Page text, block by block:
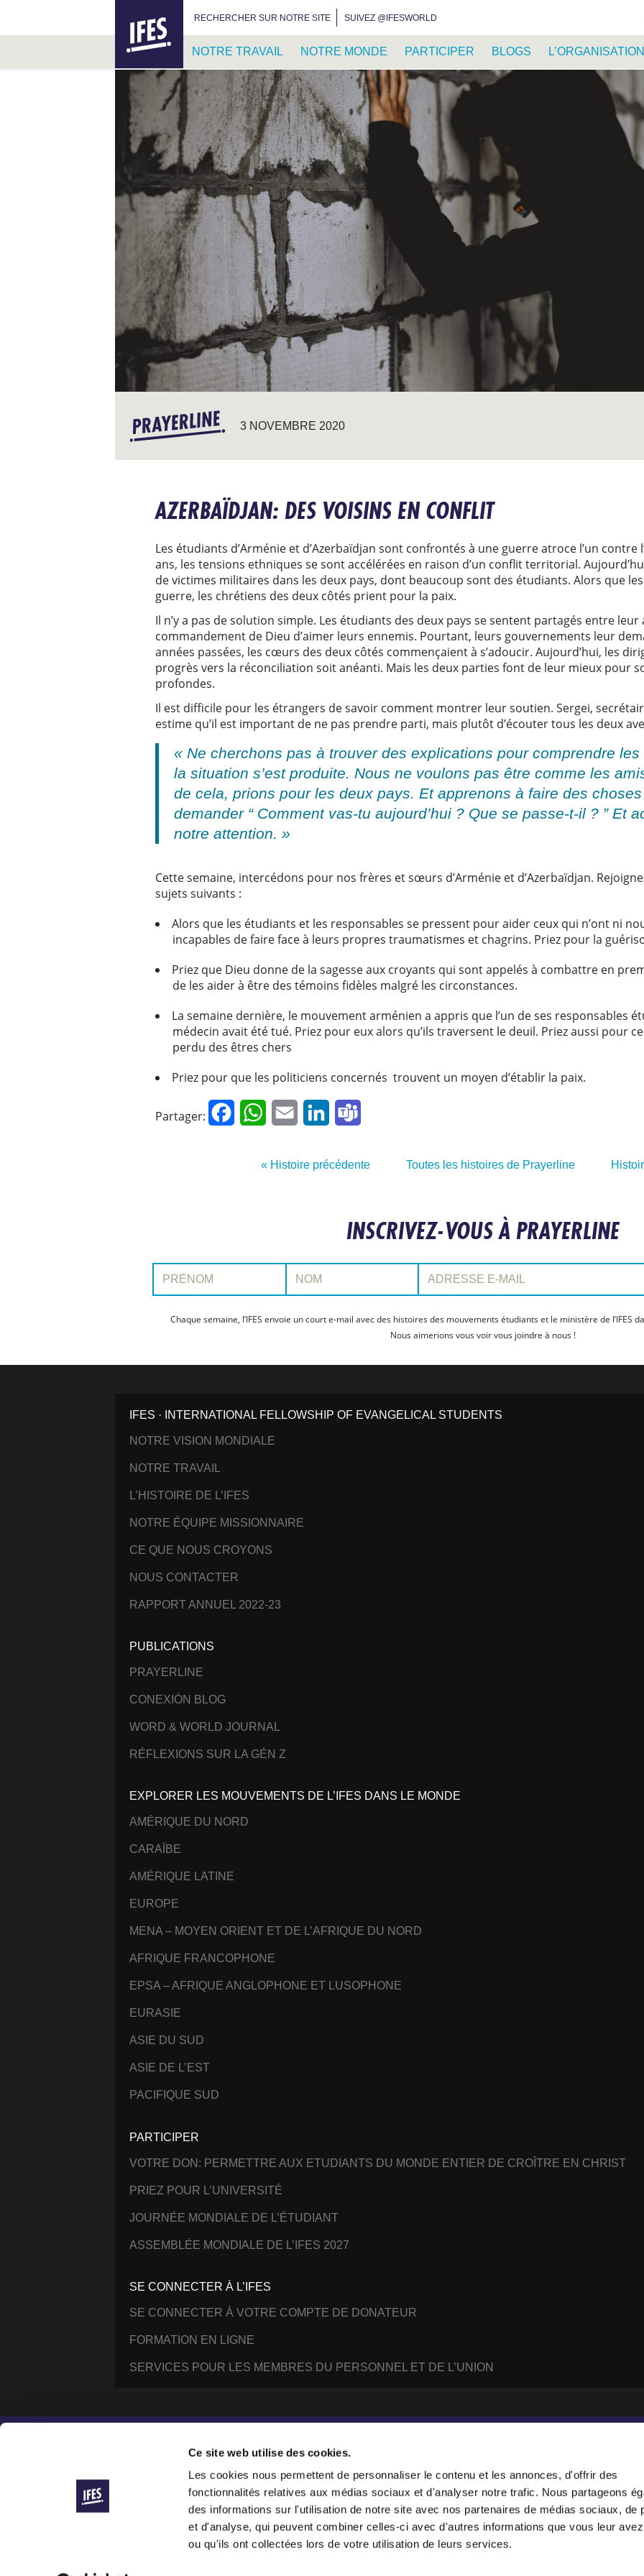
Ce site web utilise des cookies.
Les cookies nous permettent de personnaliser le contenu et les annonces, d'offrir des
fonctionnalités relatives aux médias sociaux et d'analyser notre trafic. Nous partageons
des informations sur l'utilisation de notre site avec nos partenaires de médias sociaux, de
et d'analyse, qui peuvent combiner celles-ci avec d'autres informations que vous leur
ou qu'ils ont collectées lors de votre utilisation de leurs services.
RECHERCHER SUR NOTRE SITE SUIVEZ @IFESWORLD
INTERNATIONAL
FELLOWSHIP
OF
EVANGELICAL
STUDENTS
NOTRE TRAVAIL NOTRE MONDE PARTICIPER BLOGS L’ORGANISATION
3 NOVEMBRE 2020
AZERBAÏDJAN: DES VOISINS EN CONFLIT
Les étudiants d’Arménie et d’Azerbaïdjan sont confrontés à une guerre atroce l’un
ans, les tensions ethniques se sont accélérées en raison d’un conflit territorial.
de victimes militaires dans les deux pays, dont beaucoup sont des étudiants. Alors que
guerre, les chrétiens des deux côtés prient pour la paix.
Il n’y a pas de solution simple. Les étudiants des deux pays se sentent partagés entre
commandement de Dieu d’aimer leurs ennemis. Pourtant, leurs gouvernements leur
années passées, les cœurs des deux côtés commençaient à s’adoucir. Aujourd’hui, les
progrès vers la réconciliation soit anéanti. Mais les deux parties font de leur mieux pour
profondes.
Il est difficile pour les étrangers de savoir comment montrer leur soutien. Sergei,
estime qu’il est important de ne pas prendre parti, mais plutôt d’écouter tous les deux
« Ne cherchons pas à trouver des explications pour comprendre
la situation s’est produite. Nous ne voulons pas être comme les
de cela, prions pour les deux pays. Et apprenons à faire des
demander “ Comment vas-tu aujourd’hui ? Que se passe-t-il ? ” Et
notre attention. »
Cette semaine, intercédons pour nos frères et sœurs d’Arménie et d’Azerbaïdjan.
sujets suivants :
Alors que les étudiants et les responsables se pressent pour aider ceux qui n’ont ni
incapables de faire face à leurs propres traumatismes et chagrins. Priez pour la
Priez que Dieu donne de la sagesse aux croyants qui sont appelés à combattre en
de les aider à être des témoins fidèles malgré les circonstances.
La semaine dernière, le mouvement arménien a appris que l’un de ses responsables
médecin avait été tué. Priez pour eux alors qu’ils traversent le deuil. Priez aussi pour
perdu des êtres chers
Priez pour que les politiciens concernés trouvent un moyen d’établir la paix.
Partager: FacebookWhatsApp
Email LinkedIn
« Histoire précédente Toutes les histoires de Prayerline
INSCRIVEZ-VOUS À PRAYERLINE
Prénom: Nom: Adresse e-mail:
Chaque semaine, l’IFES envoie un court e-mail avec des histoires des mouvements étudiants et le ministère de l’IFES
Nous aimerions vous voir vous joindre à nous !
IFES · INTERNATIONAL FELLOWSHIP OF EVANGELICAL STUDENTS
NOTRE VISION MONDIALE
NOTRE TRAVAIL
L’HISTOIRE DE L’IFES
NOTRE ÉQUIPE MISSIONNAIRE
CE QUE NOUS CROYONS
NOUS CONTACTER
RAPPORT ANNUEL 2022-23
PUBLICATIONS
PRAYERLINE
CONEXIÓN BLOG
WORD & WORLD JOURNAL
RÉFLEXIONS SUR LA GÉN Z
EXPLORER LES MOUVEMENTS DE L’IFES DANS LE MONDE
AMÉRIQUE DU NORD
CARAÏBE
AMÉRIQUE LATINE
EUROPE
MENA – MOYEN ORIENT ET DE L’AFRIQUE DU NORD
AFRIQUE FRANCOPHONE
EPSA – AFRIQUE ANGLOPHONE ET LUSOPHONE
EURASIE
ASIE DU SUD
ASIE DE L’EST
PACIFIQUE SUD
PARTICIPER
VOTRE DON: PERMETTRE AUX ETUDIANTS DU MONDE ENTIER DE CROÎTRE EN CHRIST
PRIEZ POUR L’UNIVERSITÉ
JOURNÉE MONDIALE DE L’ÉTUDIANT
ASSEMBLÉE MONDIALE DE L’IFES 2027
SE CONNECTER À L’IFES
SE CONNECTER À VOTRE COMPTE DE DONATEUR
FORMATION EN LIGNE
SERVICES POUR LES MEMBRES DU PERSONNEL ET DE L’UNION
International Fellowship of Evangelical Students ®
© 2014–2026 IFES, une organisation déclarée à Lausanne, Suisse.
IFES is a registered charity in England and Wales (247919), and a limited company (876229).
IFES/USA is a registered 501(c)(3) nonprofit organization in the USA.